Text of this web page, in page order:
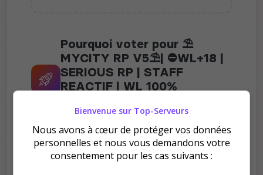
Pourquoi voter pour ⛱️
MYCITY RP V5⛱️| ⛔WL+18 |
SERIOUS RP | STAFF
REACTIF | WL 100%
MAJORITAIRES ?
Bienvenue sur Top-Serveurs
Nous avons à cœur de protéger vos données
personnelles et nous vous demandons votre
consentement pour les cas suivants :